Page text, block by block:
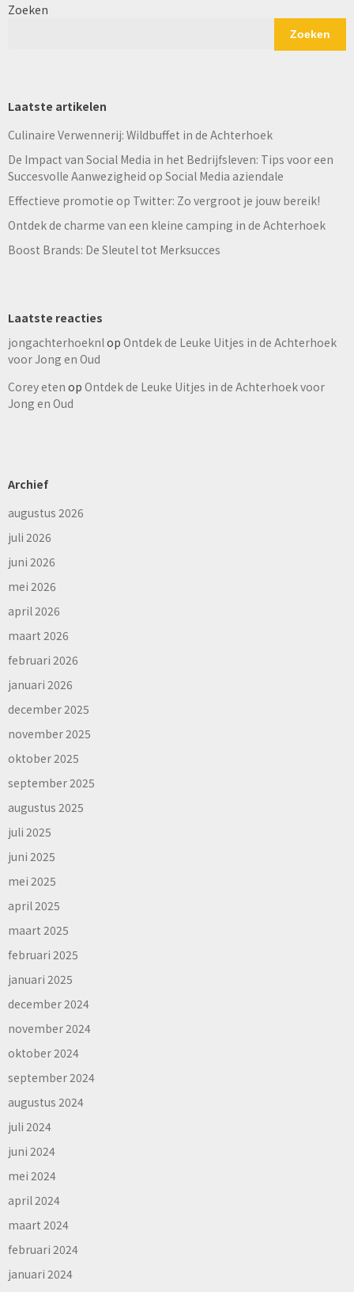
Zoeken
Zoeken
Laatste artikelen
Culinaire Verwennerij: Wildbuffet in de Achterhoek
De Impact van Social Media in het Bedrijfsleven: Tips voor een
Succesvolle Aanwezigheid op Social Media aziendale
Effectieve promotie op Twitter: Zo vergroot je jouw bereik!
Ontdek de charme van een kleine camping in de Achterhoek
Boost Brands: De Sleutel tot Merksucces
Laatste reacties
jongachterhoeknl op Ontdek de Leuke Uitjes in de Achterhoek
voor Jong en Oud
Corey eten op Ontdek de Leuke Uitjes in de Achterhoek voor
Jong en Oud
Archief
augustus 2026
juli 2026
juni 2026
mei 2026
april 2026
maart 2026
februari 2026
januari 2026
december 2025
november 2025
oktober 2025
september 2025
augustus 2025
juli 2025
juni 2025
mei 2025
april 2025
maart 2025
februari 2025
januari 2025
december 2024
november 2024
oktober 2024
september 2024
augustus 2024
juli 2024
juni 2024
mei 2024
april 2024
maart 2024
februari 2024
januari 2024